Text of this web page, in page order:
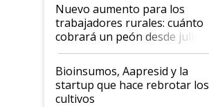
Nuevo aumento para los
trabajadores rurales: cuánto
cobrará un peón desde julio
Bioinsumos, Aapresid y la
startup que hace rebrotar los
cultivos